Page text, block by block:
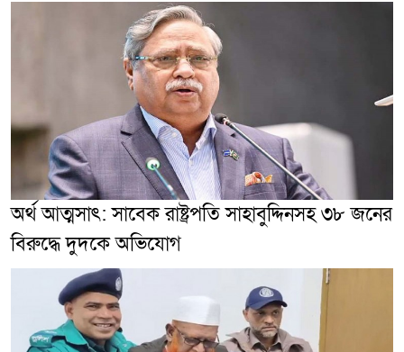
অর্থ আত্মসাৎ: সাবেক রাষ্ট্রপতি সাহাবুদ্দিনসহ ৩৮ জনের
বিরুদ্ধে দুদকে অভিযোগ